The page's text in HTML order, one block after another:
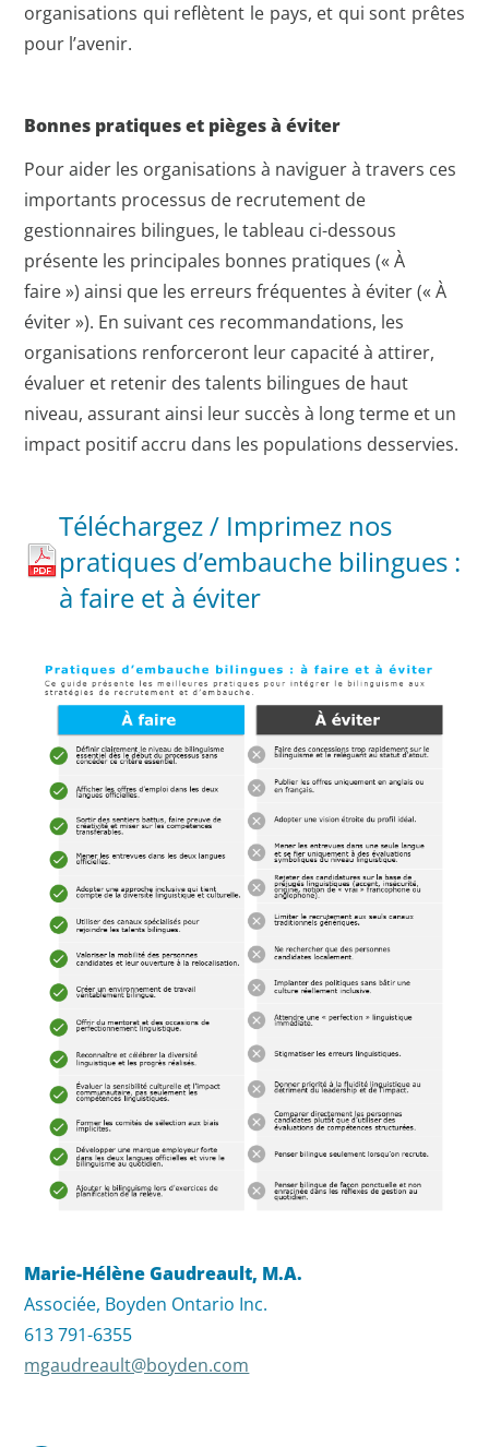
organisations qui reflètent le pays, et qui sont prêtes
pour l’avenir.
Bonnes pratiques et pièges à éviter
Pour aider les organisations à naviguer à travers ces
importants processus de recrutement de
gestionnaires bilingues, le tableau ci-dessous
présente les principales bonnes pratiques (« À
faire ») ainsi que les erreurs fréquentes à éviter (« À
éviter »). En suivant ces recommandations, les
organisations renforceront leur capacité à attirer,
évaluer et retenir des talents bilingues de haut
niveau, assurant ainsi leur succès à long terme et un
impact positif accru dans les populations desservies.
Téléchargez / Imprimez nos
pratiques d’embauche bilingues :
à faire et à éviter
Marie-Hélène Gaudreault, M.A.
Associée, Boyden Ontario Inc.
613 791-6355
mgaudreault@boyden.com